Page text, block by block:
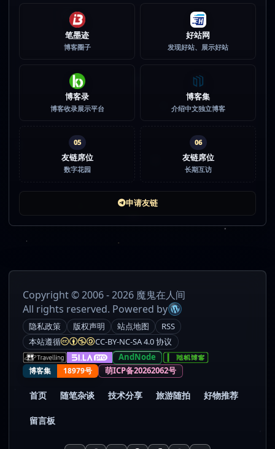
笔墨迹
博客圈子
好站网
发现好站、展示好站
博客录
博客收录展示平台
博客集
介绍中文独立博客
05
友链席位
数字花园
06
友链席位
长期互访
申请友链
Copyright © 2006 - 2026 魔鬼在人间
All rights reserved. Powered by
隐私政策 版权声明 站点地图
RSS
本站遵循
CC-BY-NC-SA 4.0 协议
AndNode
博客集 18979号 萌ICP备20262062号
首页 随笔杂谈 技术分享 旅游随拍 好物推荐
留言板